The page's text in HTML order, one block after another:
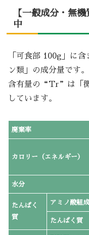
【一般成分・無
中
「可食部 100g」に
ン類」の成分量です。
含有量の“Tr”は「
しています。
廃棄率
カロリー（エネルギー）
水分
たんぱく
質
アミノ酸組
たんぱく質